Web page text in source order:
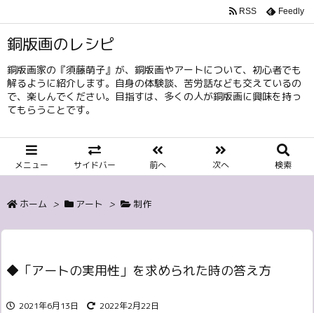
銅版画のレシピ
銅版画家の『須藤萌子』が、銅版画やアートについて、初心者でも
解るように紹介します。自身の体験談、苦労話なども交えているの
で、楽しんでください。目指すは、多くの人が銅版画に興味を持っ
てもらうことです。
メニュー サイドバー 前へ 次へ 検索
RSS Feedly
ホーム > アート > 制作
◆「アートの実用性」を求められた時の答え方
2021年6月13日 2022年2月22日